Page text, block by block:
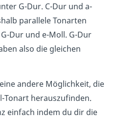
G-Dur. C-Dur und a-
parallele Tonarten
Dur und e-Moll. G-Dur
also die gleichen
andere Möglichkeit, die
Tonart herauszufinden.
einfach indem du dir die